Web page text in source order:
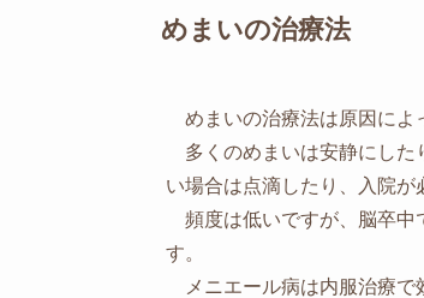
めまいの治療法
めまいの治療法は原因によ
多くのめまいは安静にした
い場合は点滴したり、入院が
頻度は低いですが、脳卒中
す。
メニエール病は内服治療で